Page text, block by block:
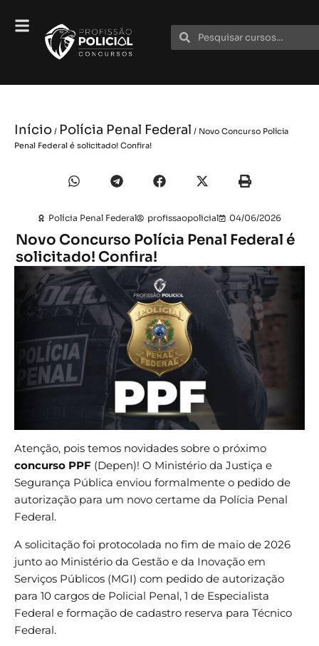
Início / Polícia Penal Federal / Novo Concurso Polícia
Penal Federal é solicitado! Confira!
Polícia Penal Federal profissaopolicial 04/06/2026
Novo Concurso Polícia Penal Federal é
solicitado! Confira!
Atenção, pois temos novidades sobre o próximo
concurso PPF (Depen)! O Ministério da Justiça e
Segurança Pública enviou formalmente o pedido de
autorização para um novo certame da Polícia Penal
Federal.
A solicitação foi protocolada no fim de maio de 2026
junto ao Ministério da Gestão e da Inovação em
Serviços Públicos (MGI) com pedido de autorização
para 10 cargos de Policial Penal, 1 de Especialista
Federal e formação de cadastro reserva para Técnico
Federal.